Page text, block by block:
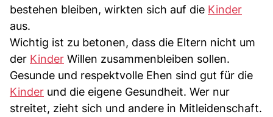
bestehen bleiben, wirkten sich auf die Kinder
aus.
Wichtig ist zu betonen, dass die Eltern nicht um
der Kinder Willen zusammenbleiben sollen.
Gesunde und respektvolle Ehen sind gut für die
Kinder und die eigene Gesundheit. Wer nur
streitet, zieht sich und andere in Mitleidenschaft.